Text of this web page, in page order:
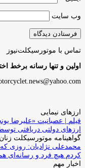
وب‌ سایت
تماس با موتورسیکلت‌نیوز
اولین و تنها رسانه برخط
ارزهای نیمایی
فیلم | عصبانیت «علیرضا
ارزهای دولتی دریافتی
گواهینامه موتورسیکلت زنان
محمدعلی نژادیان: روزی
کردم هیچ فرد و رسانه‌ای
اخبار مهم